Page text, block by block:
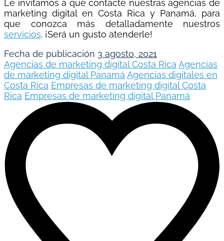
Le invitamos a que contacte nuestras agencias de
marketing digital en Costa Rica y Panamá, para
que conozca más detalladamente nuestros
servicios. ¡Será un gusto atenderle!
Fecha de publicación 3 agosto, 2021
Agencias de marketing digital Costa Rica Agencias
de marketing digital Panamá Agencias digitales en
Costa Rica Empresas de marketing digital Costa
Rica Empresas de marketing digital Panamá